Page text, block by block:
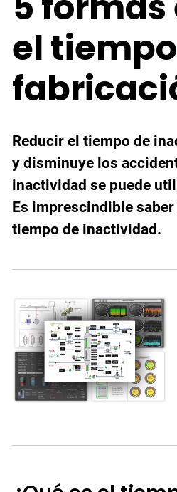
el
Reducir el tiempo de
y disminuye los
inactividad se puede
Es imprescindible
tiempo de inactividad.